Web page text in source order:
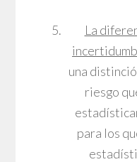
La
una
riesgo
para los